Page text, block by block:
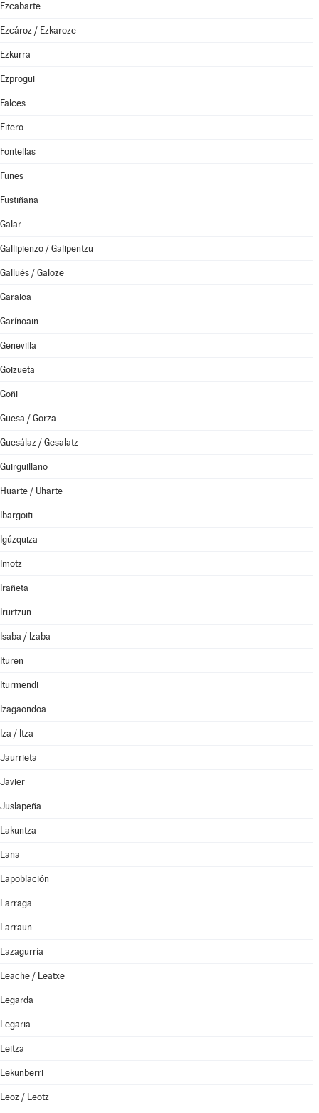
Ezcabarte
Ezcároz / Ezkaroze
Ezkurra
Ezprogui
Falces
Fitero
Fontellas
Funes
Fustiñana
Galar
Gallipienzo / Galipentzu
Gallués / Galoze
Garaioa
Garínoain
Genevilla
Goizueta
Goñi
Güesa / Gorza
Guesálaz / Gesalatz
Guirguillano
Huarte / Uharte
Ibargoiti
Igúzquiza
Imotz
Irañeta
Irurtzun
Isaba / Izaba
Ituren
Iturmendi
Izagaondoa
Iza / Itza
Jaurrieta
Javier
Juslapeña
Lakuntza
Lana
Lapoblación
Larraga
Larraun
Lazagurría
Leache / Leatxe
Legarda
Legaria
Leitza
Lekunberri
Leoz / Leotz